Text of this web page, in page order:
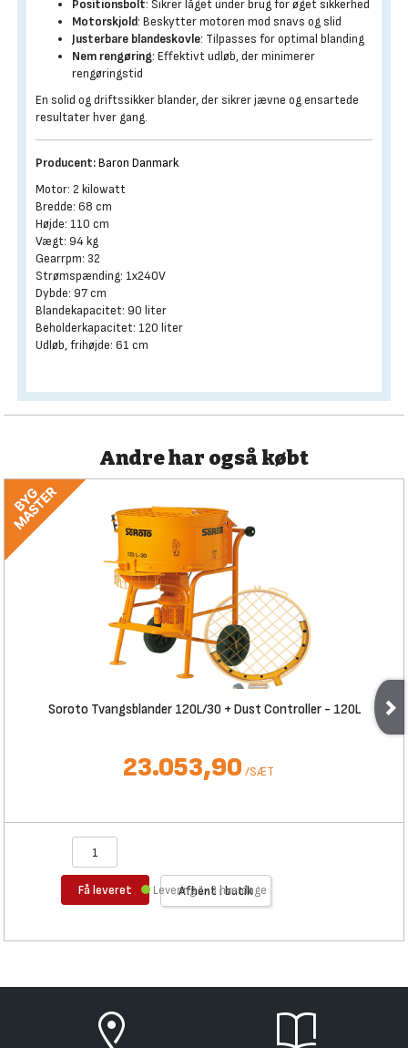
Positionsbolt: Sikrer låget under brug for øget sikkerhed
Motorskjold: Beskytter motoren mod snavs og slid
Justerbare blandeskovle: Tilpasses for optimal blanding
Nem rengøring: Effektivt udløb, der minimerer
rengøringstid
En solid og driftssikker blander, der sikrer jævne og ensartede
resultater hver gang.
Producent:Baron Danmark
Motor: 2 kilowatt
Bredde: 68 cm
Højde: 110 cm
Vægt: 94 kg
Gearrpm: 32
Strømspænding: 1x240V
Dybde: 97 cm
Blandekapacitet: 90 liter
Beholderkapacitet: 120 liter
Udløb, frihøjde: 61 cm
Andre har også købt
Soroto Tvangsblander 120L/30 + Dust Controller - 120L
23.053,90 /SÆT
Få leveret Afhent i butik
Levering 1-3 hverdage